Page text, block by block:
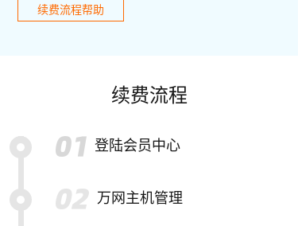
续费流程帮助
续费流程
登陆会员中心
万网主机管理